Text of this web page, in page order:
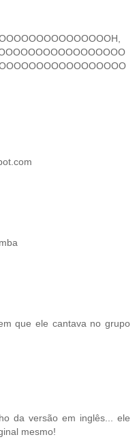
que ele cantava no grupo
da versão em inglês... ele
mesmo!